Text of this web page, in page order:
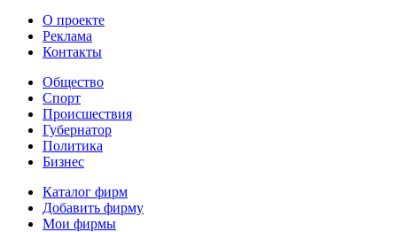
О проекте
Реклама
Контакты
Общество
Спорт
Происшествия
Губернатор
Политика
Бизнес
Каталог фирм
Добавить фирму
Мои фирмы